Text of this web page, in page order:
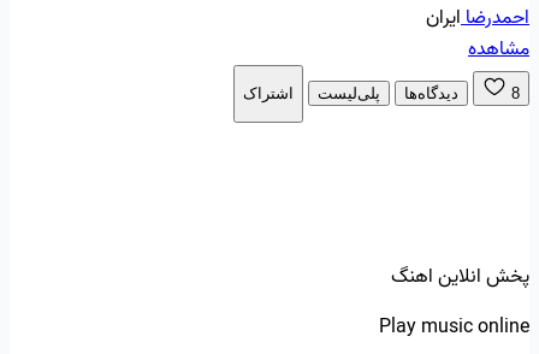
احمدرضاایران
مشاهده
8 دیدگاه‌ها پلی‌لیست اشتراک
پخش انلاین اهنگ
Play music online